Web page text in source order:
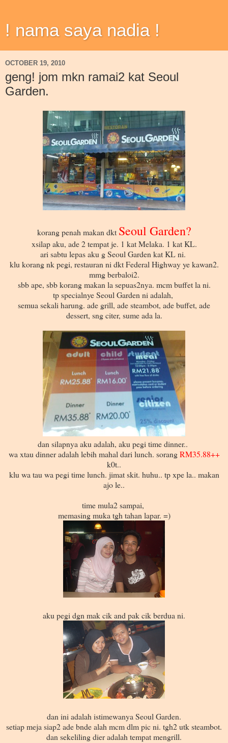
! nama saya nadia !
OCTOBER 19, 2010
geng! jom mkn ramai2 kat Seoul
Garden.
korang penah makan dkt Seoul Garden?
xsilap aku, ade 2 tempat je. 1 kat Melaka. 1 kat KL.
ari sabtu lepas aku g Seoul Garden kat KL ni.
klu korang nk pegi, restauran ni dkt Federal Highway ye kawan2.
mmg berbaloi2.
sbb ape, sbb korang makan la sepuas2nya. mcm buffet la ni.
tp specialnye Seoul Garden ni adalah,
semua sekali harung. ade grill, ade steambot, ade buffet, ade
dessert, sng citer, sume ada la.
dan silapnya aku adalah, aku pegi time dinner..
wa xtau dinner adalah lebih mahal dari lunch. sorangRM35.88++
k0t..
klu wa tau wa pegi time lunch. jimat skit. huhu.. tp xpe la.. makan
ajo le..
time mula2 sampai,
memasing muka tgh tahan lapar. =)
aku pegi dgn mak cik and pak cik berdua ni.
dan ini adalah istimewanya Seoul Garden.
setiap meja siap2 ade bnde alah mcm dlm pic ni. tgh2 utk steambot.
dan sekeliling dier adalah tempat mengrill.